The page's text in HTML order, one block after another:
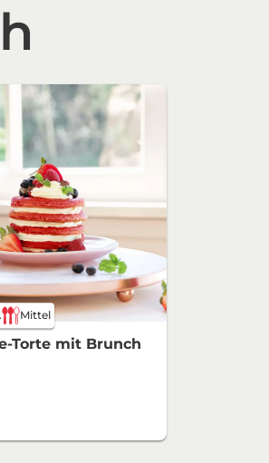
Mittel
Torte mit Brunch